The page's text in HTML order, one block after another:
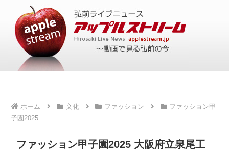
ホーム 文化 ファッション
ファッション甲
子園2025
ファッション甲子園2025 大阪府立泉尾工